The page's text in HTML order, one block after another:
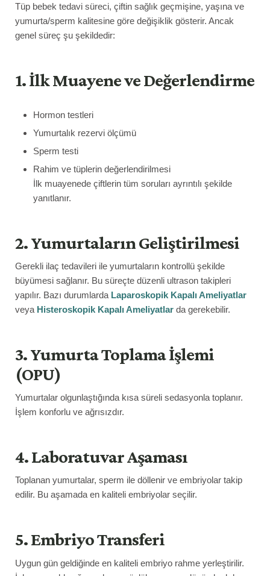
Tüp bebek tedavi süreci, çiftin sağlık geçmişine, yaşına ve
yumurta/sperm kalitesine göre değişiklik gösterir. Ancak
genel süreç şu şekildedir:
1. İlk Muayene ve Değerlendirme
Hormon testleri
Yumurtalık rezervi ölçümü
Sperm testi
Rahim ve tüplerin değerlendirilmesi
İlk muayenede çiftlerin tüm soruları ayrıntılı şekilde
yanıtlanır.
2. Yumurtaların Geliştirilmesi
Gerekli ilaç tedavileri ile yumurtaların kontrollü şekilde
büyümesi sağlanır. Bu süreçte düzenli ultrason takipleri
yapılır. Bazı durumlarda Laparoskopik Kapalı Ameliyatlar
veya Histeroskopik Kapalı Ameliyatlar da gerekebilir.
3. Yumurta Toplama İşlemi
(OPU)
Yumurtalar olgunlaştığında kısa süreli sedasyonla toplanır.
İşlem konforlu ve ağrısızdır.
4. Laboratuvar Aşaması
Toplanan yumurtalar, sperm ile döllenir ve embriyolar takip
edilir. Bu aşamada en kaliteli embriyolar seçilir.
5. Embriyo Transferi
Uygun gün geldiğinde en kaliteli embriyo rahme yerleştirilir.